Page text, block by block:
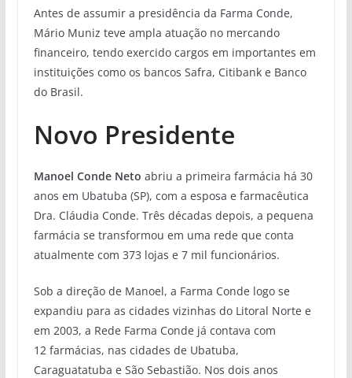
Antes de assumir a presidência da Farma Conde,
Mário Muniz teve ampla atuação no mercando
financeiro, tendo exercido cargos em importantes em
instituições como os bancos Safra, Citibank e Banco
do Brasil.
Novo Presidente
Manoel Conde Neto abriu a primeira farmácia há 30
anos em Ubatuba (SP), com a esposa e farmacêutica
Dra. Cláudia Conde. Três décadas depois, a pequena
farmácia se transformou em uma rede que conta
atualmente com 373 lojas e 7 mil funcionários.
Sob a direção de Manoel, a Farma Conde logo se
expandiu para as cidades vizinhas do Litoral Norte e
em 2003, a Rede Farma Conde já contava com
12 farmácias, nas cidades de Ubatuba,
Caraguatatuba e São Sebastião. Nos dois anos